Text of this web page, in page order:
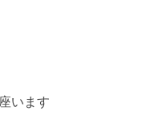
います